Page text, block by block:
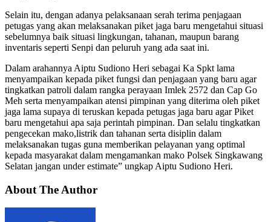
Selain itu, dengan adanya pelaksanaan serah terima penjagaan
petugas yang akan melaksanakan piket jaga baru mengetahui situasi
sebelumnya baik situasi lingkungan, tahanan, maupun barang
inventaris seperti Senpi dan peluruh yang ada saat ini.
Dalam arahannya Aiptu Sudiono Heri sebagai Ka Spkt lama
menyampaikan kepada piket fungsi dan penjagaan yang baru agar
tingkatkan patroli dalam rangka perayaan Imlek 2572 dan Cap Go
Meh serta menyampaikan atensi pimpinan yang diterima oleh piket
jaga lama supaya di teruskan kepada petugas jaga baru agar Piket
baru mengetahui apa saja perintah pimpinan. Dan selalu tingkatkan
pengecekan mako,listrik dan tahanan serta disiplin dalam
melaksanakan tugas guna memberikan pelayanan yang optimal
kepada masyarakat dalam mengamankan mako Polsek Singkawang
Selatan jangan under estimate” ungkap Aiptu Sudiono Heri.
About The Author